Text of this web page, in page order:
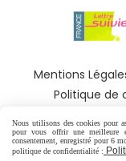
Mentions
Politique de
Nous utilisons des cookies pour
pour vous offrir une meilleure
consentement, enregistré pour 6
politique de confidentialité :